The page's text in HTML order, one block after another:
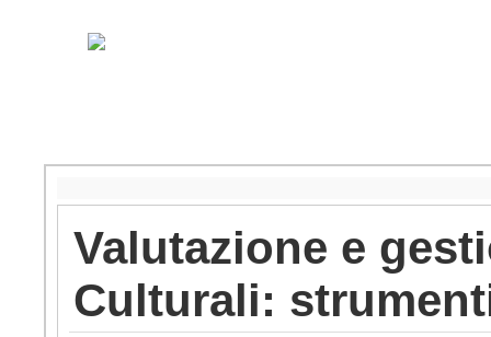
Valutazione e
Culturali: